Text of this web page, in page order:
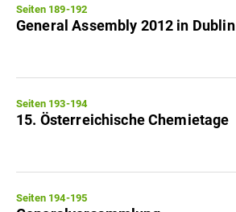
Seiten 189-192
General Assembly 2012 in Dublin
Seiten 193-194
15. Österreichische Chemietage
Seiten 194-195